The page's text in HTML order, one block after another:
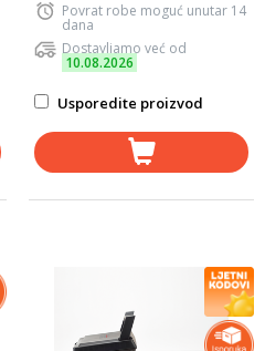
Povrat robe moguć unutar 14
dana
Dostavljamo već od
10.08.2026
Usporedite proizvod